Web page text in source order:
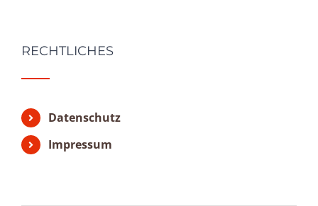
RECHTLICHES
Datenschutz
Impressum